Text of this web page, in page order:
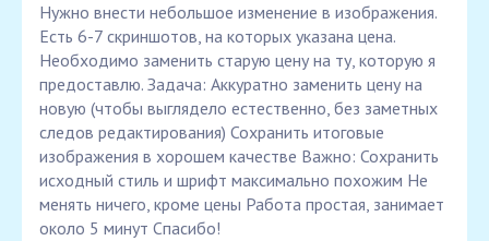
Нужно внести небольшое изменение в изображения.
Есть 6-7 скриншотов, на которых указана цена.
Необходимо заменить старую цену на ту, которую я
предоставлю. Задача: Аккуратно заменить цену на
новую (чтобы выглядело естественно, без заметных
следов редактирования) Сохранить итоговые
изображения в хорошем качестве Важно: Сохранить
исходный стиль и шрифт максимально похожим Не
менять ничего, кроме цены Работа простая, занимает
около 5 минут Спасибо!